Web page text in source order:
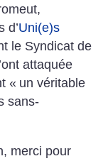
d’Uni(e)s
le Syndicat de
attaquée
« un véritable
sans-
merci pour